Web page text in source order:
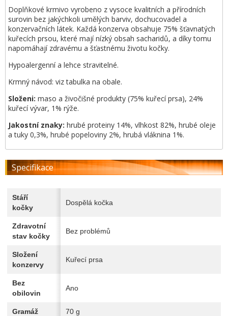
Doplňkové krmivo vyrobeno z vysoce kvalitních a přírodních
surovin bez jakýchkoli umělých barviv, dochucovadel a
konzervačních látek. Každá konzerva obsahuje 75% šťavnatých
kuřecích prsou, které mají nízký obsah sacharidů, a díky tomu
napomáhají zdravému a šťastnému životu kočky.
Hypoalergenní a lehce stravitelné.
Krmný návod: viz tabulka na obale.
Složeni: maso a živočišné produkty (75% kuřecí prsa), 24%
kuřecí vývar, 1% rýže.
Jakostní znaky: hrubé proteiny 14%, vlhkost 82%, hrubé oleje
a tuky 0,3%, hrubé popeloviny 2%, hrubá vláknina 1%.
Specifikace
Stáří
kočky
Dospělá kočka
Zdravotní
stav kočky
Bez problémů
Složení
konzervy
Kuřecí prsa
Bez
obilovin
Ano
Gramáž 70 g